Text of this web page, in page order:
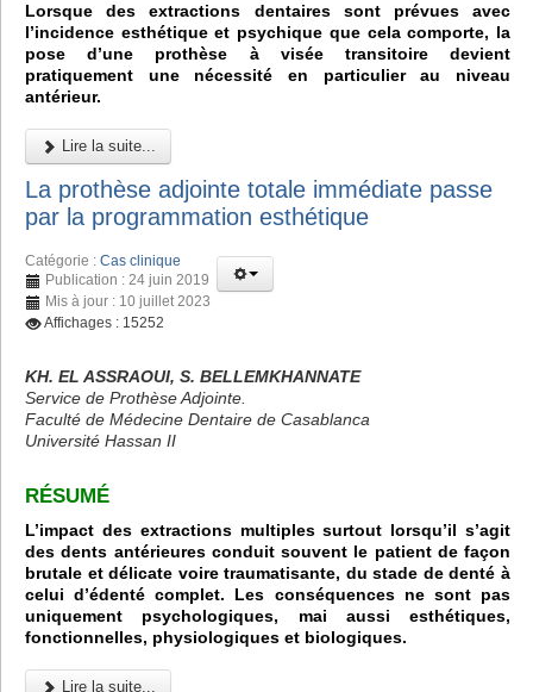
Lorsque des extractions dentaires sont prévues avec
l’incidence esthétique et psychique que cela comporte, la
pose d’une prothèse à visée transitoire devient
pratiquement une nécessité en particulier au niveau
antérieur.
Lire la suite...
La prothèse adjointe totale immédiate passe
par la programmation esthétique
Catégorie : Cas clinique
Publication : 24 juin 2019
Mis à jour : 10 juillet 2023
Affichages : 15252
KH. EL ASSRAOUI, S. BELLEMKHANNATE
Service de Prothèse Adjointe.
Faculté de Médecine Dentaire de Casablanca
Université Hassan II
RÉSUMÉ
L’impact des extractions multiples surtout lorsqu’il s’agit
des dents antérieures conduit souvent le patient de façon
brutale et délicate voire traumatisante, du stade de denté à
celui d’édenté complet. Les conséquences ne sont pas
uniquement psychologiques, mai aussi esthétiques,
fonctionnelles, physiologiques et biologiques.
Lire la suite...